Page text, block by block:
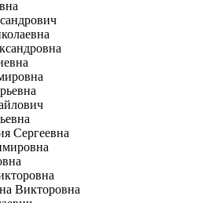
Сергеевна
Викторовна